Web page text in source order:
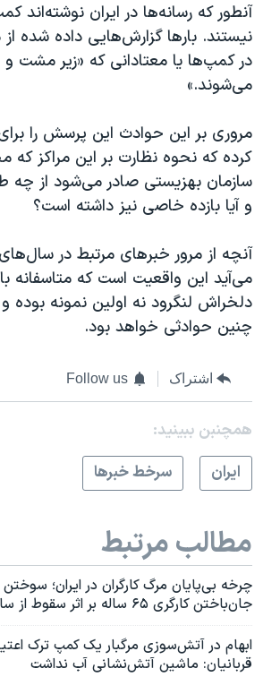
آنطور که رسانه‌ها در ایران نوشته‌اند
نیستند. بارها گزارش‌هایی داده شده
در کمپ‌ها یا معتادانی که «زیر مشت و
می‌شوند.»
مروری بر این حوادث این پرسش را
کرده که نحوه نظارت بر این مراکز که
سازمان بهزیستی صادر می‌شود از چه
و آیا بازده خاصی نیز داشته است؟
آنچه از مرور خبرهای مرتبط در
می‌آید این واقعیت است که متاسفانه
دلخراش لنگرود نه اولین نمونه بوده
چنین حوادثی خواهد بود.
اشتراک Follow us
همچنبن ببینید:
ايران
سرخط خبرها
مطالب مرتبط
جان‌باختن کارگری ۶۵ ساله بر اثر سقوط از ساختمان
ابهام در آتش‌سوزی مرگبار یک کمپ ترک
قربانیان: ماشین آتش‌نشانی آب نداشت